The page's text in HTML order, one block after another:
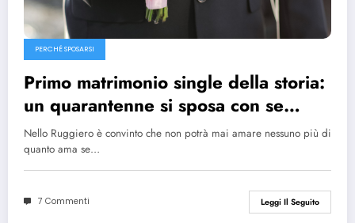
PERCHÉ SPOSARSI
Primo matrimonio single della storia:
un quarantenne si sposa con se
stesso
Nello Ruggiero è convinto che non potrà mai amare nessuno più di
quanto ama se…
7 Commenti Leggi Il Seguito